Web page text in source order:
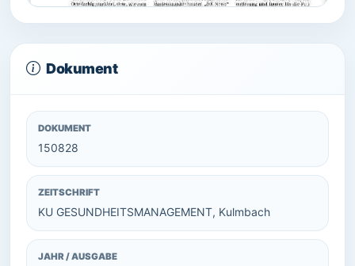
Dokument
DOKUMENT
150828
ZEITSCHRIFT
KU GESUNDHEITSMANAGEMENT, Kulmbach
JAHR / AUSGABE